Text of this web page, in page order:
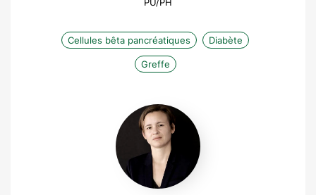
Cellules bêta pancréatiques Diabète
Greffe
Pauline
Londeix